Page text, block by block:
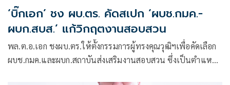
‘บิ๊กเอก’ ชง ผบ.ตร. คัดสเปก ‘ผบช.กมค.-
ผบก.สบส.’ แก้วิกฤตงานสอบสวน
พล.ต.อ.เอก ชงผบ.ตร.ให้ตั้งกรรมการผู้ทรงคุณวุฒิฯเพื่อคัดเลือก
ผบช.กมค.และผบก.สถาบันส่งเสริมงานสอบสวน ซึ่งเป็นตำแหน่ง